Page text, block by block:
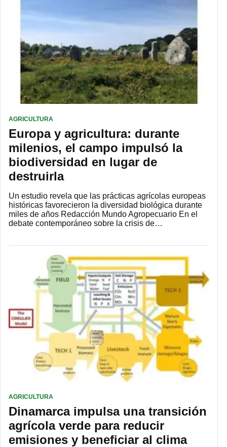
AGRICULTURA
Europa y agricultura: durante
milenios, el campo impulsó la
biodiversidad en lugar de
destruirla
Un estudio revela que las prácticas agrícolas europeas
históricas favorecieron la diversidad biológica durante
miles de años Redacción Mundo Agropecuario En el
debate contemporáneo sobre la crisis de…
AGRICULTURA
Dinamarca impulsa una transición
agrícola verde para reducir
emisiones y beneficiar al clima